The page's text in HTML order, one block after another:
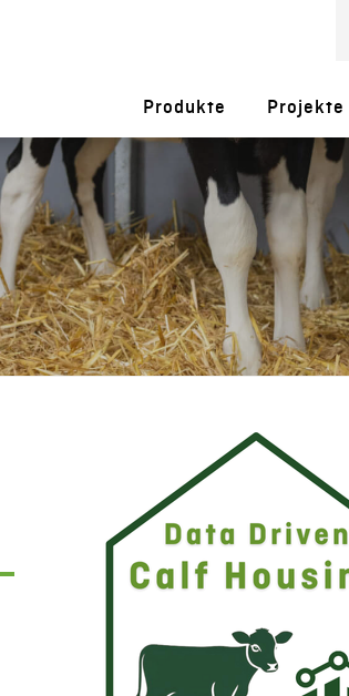
Produkte Projekte